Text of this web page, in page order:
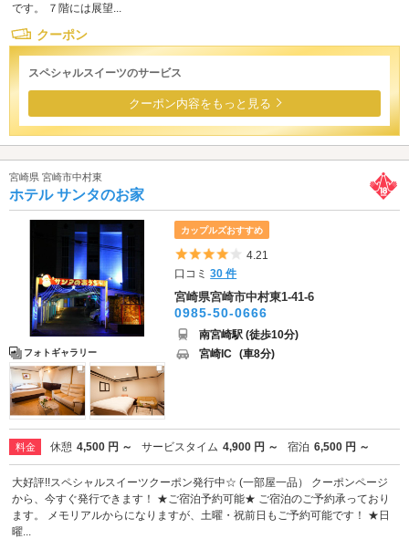
です。 ７階には展望...
クーポン
スペシャルスイーツのサービス
クーポン内容をもっと見る
宮崎県 宮崎市中村東
ホテル サンタのお家
フォトギャラリー
カップルズおすすめ
5つ星のうち4
4.21
口コミ30 件
宮崎県宮崎市中村東1-41-6
0985-50-0666
南宮崎駅 (徒歩10分)
宮崎IC (車8分)
料金 休憩 4,500 円 ～ サービスタイム 4,900 円 ～ 宿泊 6,500 円 ～
大好評!!スペシャルスイーツクーポン発行中☆ (一部屋一品） クーポンページ
から、今すぐ発行できます！ ★ご宿泊予約可能★ ご宿泊のご予約承っており
ます。 メモリアルからになりますが、土曜・祝前日もご予約可能です！ ★日
曜...